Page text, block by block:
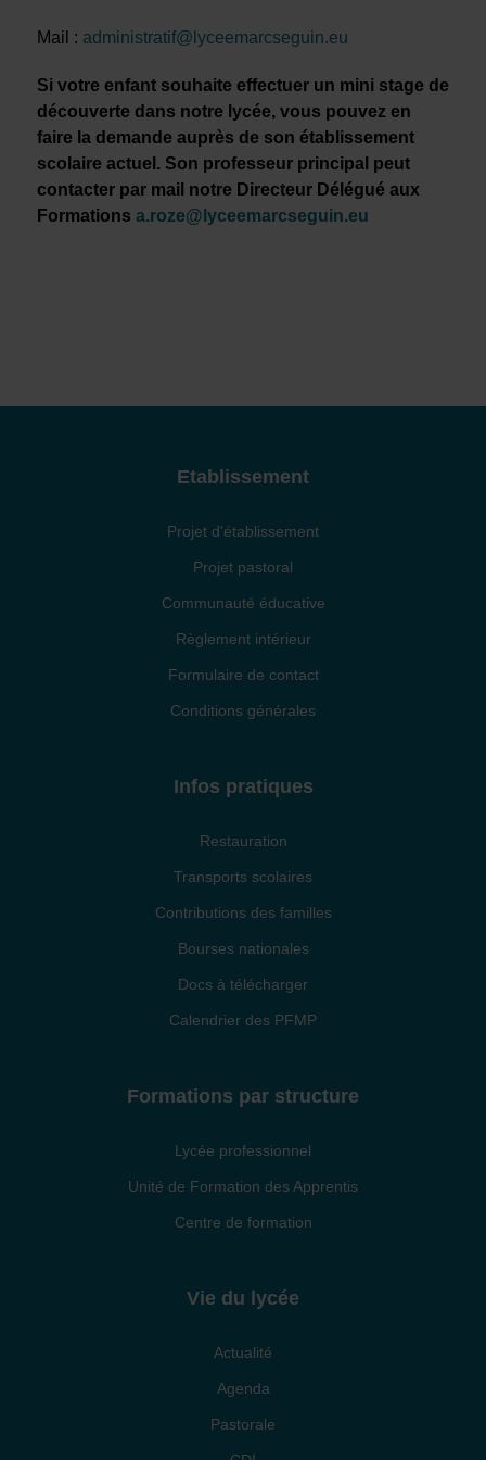
Mail : administratif@lyceemarcseguin.eu
Si votre enfant souhaite effectuer un mini stage de
découverte dans notre lycée, vous pouvez en
faire la demande auprès de son établissement
scolaire actuel. Son professeur principal peut
contacter par mail notre Directeur Délégué aux
Formations a.roze@lyceemarcseguin.eu
Etablissement
Projet d'établissement
Projet pastoral
Communauté éducative
Règlement intérieur
Formulaire de contact
Conditions générales
Infos pratiques
Restauration
Transports scolaires
Contributions des familles
Bourses nationales
Docs à télécharger
Calendrier des PFMP
Formations par structure
Lycée professionnel
Unité de Formation des Apprentis
Centre de formation
Vie du lycée
Actualité
Agenda
Pastorale